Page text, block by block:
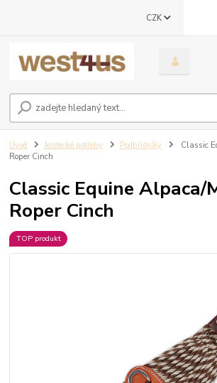
CZK
Úvod Jezdecké potřeby Podbřišníky
Classic
Roper Cinch
Classic Equine Alpaca/
Roper Cinch
TOP produkt